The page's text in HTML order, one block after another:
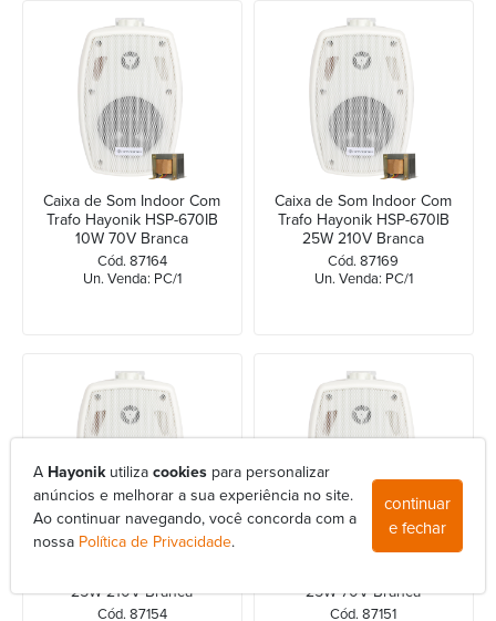
Caixa de Som Indoor Com
Trafo Hayonik HSP-670IB
10W 70V Branca
Cód. 87164
Un. Venda: PC/1
Caixa de Som Indoor Com
Trafo Hayonik HSP-670IB
25W 210V Branca
Cód. 87169
Un. Venda: PC/1
25W 210V Branca
Cód. 87154
Caixa de Som Indoor Com
25W 70V Branca
Cód. 87151
A Hayonikutiliza cookies para personalizar
anúncios e melhorar a sua experiência no site.
Ao continuar navegando, você concorda com a
nossa Política de Privacidade.
continuar
e fechar